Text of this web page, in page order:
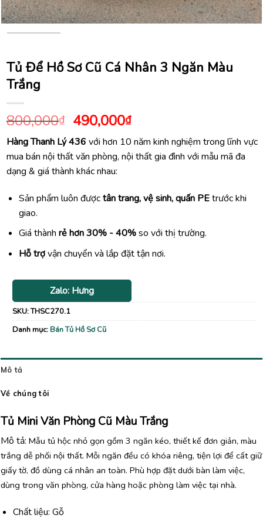
Tủ Để Hồ Sơ Cũ Cá Nhân 3 Ngăn Màu
Trắng
800,000₫ Giá
gốc
là:
800,000₫.
490,000₫Giá
hiện
tại
là:
Hàng Thanh Lý 436 với hơn 10 năm kinh nghiệm trong lĩnh vực
mua bán nội thất văn phòng, nội thất gia đình với mẫu mã đa
dạng & giá thành khác nhau:
Sản phẩm luôn đượctân trang, vệ sinh, quấn PEtrước khi
giao.
Giá thành rẻ hơn 30% - 40%so với thị trường.
Hỗ trợvận chuyển và lắp đặt tận nơi.
Zalo: Hưng
SKU:THSC270.1
Danh mục:Bán Tủ Hồ Sơ Cũ
Mô tả
Về chúng tôi
Tủ Mini Văn Phòng Cũ Màu Trắng
Mô tả: Mẫu tủ hộc nhỏ gọn gồm 3 ngăn kéo, thiết kế đơn giản, màu
trắng dễ phối nội thất. Mỗi ngăn đều có khóa riêng, tiện lợi để cất giữ
giấy tờ, đồ dùng cá nhân an toàn. Phù hợp đặt dưới bàn làm việc,
dùng trong văn phòng, cửa hàng hoặc phòng làm việc tại nhà.
Chất liệu: Gỗ